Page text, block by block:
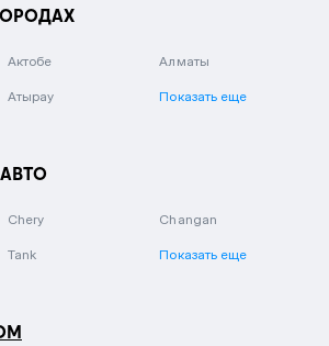
Актобе Алматы
Атырау Показать еще
Chery Changan
Tank Показать еще